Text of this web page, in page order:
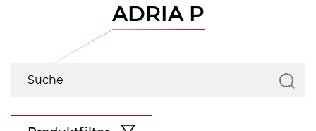
ADRIA P